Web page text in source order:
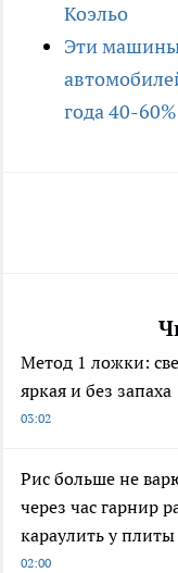
Коэльо
Эти машины
года 40-
Метод 1 ложки:
яркая и без запаха
03:02
Рис больше не
через час гарнир
караулить у плиты
02:00